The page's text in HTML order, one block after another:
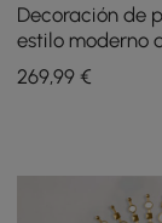
Decoración de
estilo moderno
metal para
269,99 €